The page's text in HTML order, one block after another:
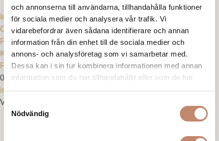
och annonserna till användarna, tillhandahålla funktioner
för sociala medier och analysera vår trafik. Vi
vidarebefordrar även sådana identifierare och annan
information från din enhet till de sociala medier och
annons- och analysföretag som vi samarbetar med.
Dessa kan i sin tur kombinera informationen med annan
information som du har tillhandahållit eller som de har
samlat in när du har använt deras tjänster.
Samtyckesval
Nödvändig
Integritetspolicy
Cookies
Företagsinformation
Köpvillkor & avbokningsregler
FAQ
010 - 161 89 89
info@villastromsfors.se
Villa Strömsfors 1, 512 92 Svenljunga